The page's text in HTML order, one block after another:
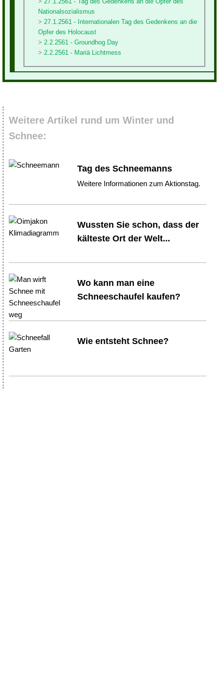
Nationalsozialismus
27.1.2561 - Internationalen Tag des Gedenkens an die
Opfer des Holocaust
2.2.2561 - Groundhog Day
2.2.2561 - Mariä Lichtmess
Weitere Artikel rund um Winter und
Schnee:
Tag des Schneemanns
Weitere Informationen zum Aktionstag.
Wussten Sie schon, dass der
kälteste Ort der Welt...
Wo kann man eine
Schneeschaufel kaufen?
Wie entsteht Schnee?